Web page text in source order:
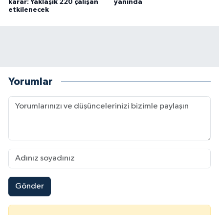
karar: Yaklaşık 220 çalışan
etkilenecek
yanında
Yorumlar
Gönder